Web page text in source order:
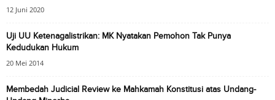
12 Juni 2020
Uji UU Ketenagalistrikan: MK Nyatakan Pemohon Tak Punya
Kedudukan Hukum
20 Mei 2014
Membedah Judicial Review ke Mahkamah Konstitusi atas Undang-